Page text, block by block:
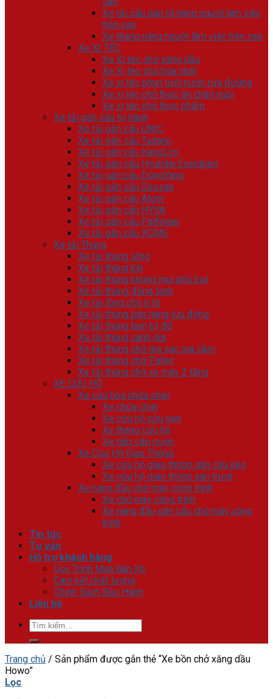
Xe tải cẩu gắn rổ nâng người làm việc
trên cao
Xe thang nâng người làm việc trên cao
Xe XI TÉC
Xe Xi téc chở xăng dầu
Xe Xi tec chở hóa chất
Xe xi téc phun tưới nước rửa đường
Xe xi téc chở thức ăn chăn nuôi
Xe xi téc chở thực phẩm
Xe tải gắn cẩu tự hành
Xe tải gắn cẩu UNIC
Xe tải gắn cẩu Tadano
Xe tải gắn cẩu KangLim
Xe tải gắn cẩu Hyundai Everdigm
Xe tải gắn cẩu DongYang
Xe tải gắn cẩu Soosan
Xe tải gắn cẩu Atom
Xe tải gắn cẩu HYVA
Xe tải gắn cẩu Palfinger
Xe tải gắn cẩu XCMG
Xe tải Thùng
Xe tải thùng lửng
Xe tải thùng kín
Xe tải thùng khung mui phủ bạt
Xe tải thùng đông lạnh
Xe tải lồng chở ô tô
Xe tải thùng bán hàng lưu động
Xe tải thùng ben tự đổ
Xe tải thùng cánh dơi
Xe tải thùng chở gia súc gia cầm
Xe tải thùng chở Pallet
Xe tải thùng chở xe máy 2 tầng
XE CỨU HỘ
Xe cứu hỏa chữa cháy
Xe chữa cháy
Xe cứu hộ cứu nạn
Xe thang cứu hộ
Xe tiếp cấp nước
Xe Cứu Hộ Giao Thông
Xe cứu hộ giao thông gắn cẩu kéo
Xe cứu hộ giao thông sàn trượt
Xe nâng đầu chở máy công trình
Xe chở máy công trình
Xe nâng đầu gắn cẩu chở máy công
trình
Tin tức
Tư vấn
Hỗ trợ khách hàng
Quy Trình Mua Bán Xe
Cam kết chất lượng
Chính Sách Bảo Hành
Liên hệ
Tìm
kiếm:
Trang chủ / Sản phẩm được gắn thẻ “Xe bồn chở xăng dầu
Howo”
Lọc